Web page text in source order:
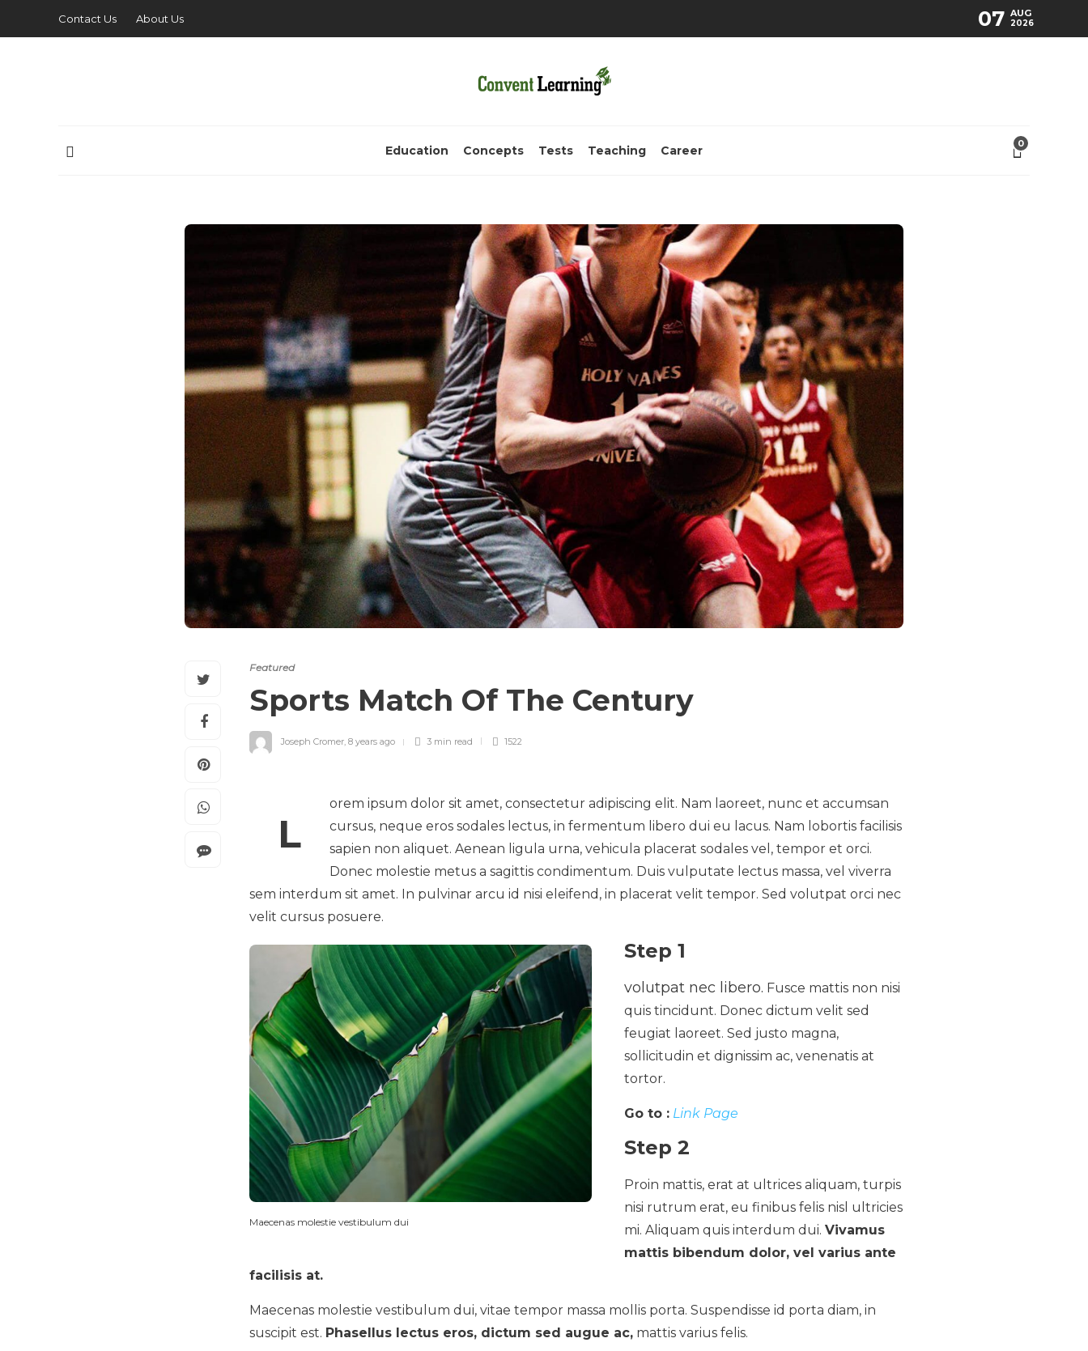
Contact Us About Us 07 AUG
2026
Education Concepts Tests Teaching Career 0
Featured
Sports Match Of The Century
Joseph Cromer, 8 years ago 3 min read 1522
L
orem ipsum dolor sit amet, consectetur adipiscing elit. Nam laoreet, nunc et accumsan
cursus, neque eros sodales lectus, in fermentum libero dui eu lacus. Nam lobortis facilisis
sapien non aliquet. Aenean ligula urna, vehicula placerat sodales vel, tempor et orci.
Donec molestie metus a sagittis condimentum. Duis vulputate lectus massa, vel viverra
sem interdum sit amet. In pulvinar arcu id nisi eleifend, in placerat velit tempor. Sed volutpat orci nec
velit cursus posuere.
Maecenas molestie vestibulum dui
Step 1
volutpat nec libero. Fusce mattis non nisi
quis tincidunt. Donec dictum velit sed
feugiat laoreet. Sed justo magna,
sollicitudin et dignissim ac, venenatis at
tortor.
Go to : Link Page
Step 2
Proin mattis, erat at ultrices aliquam, turpis
nisi rutrum erat, eu finibus felis nisl ultricies
mi. Aliquam quis interdum dui. Vivamus
mattis bibendum dolor, vel varius ante
facilisis at.
Maecenas molestie vestibulum dui, vitae tempor massa mollis porta. Suspendisse id porta diam, in
suscipit est. Phasellus lectus eros, dictum sed augue ac, mattis varius felis.